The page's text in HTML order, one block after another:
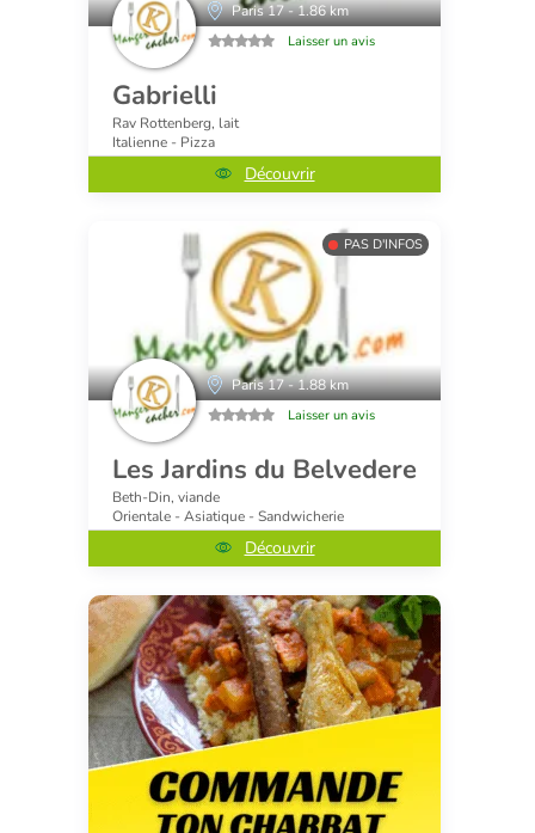
Paris 17 - 1.86 km
Laisser un avis
Gabrielli
Rav Rottenberg, lait
Italienne - Pizza
Découvrir
PAS D'INFOS
Paris 17 - 1.88 km
Laisser un avis
Les Jardins du Belvedere
Beth-Din, viande
Orientale - Asiatique - Sandwicherie
Découvrir